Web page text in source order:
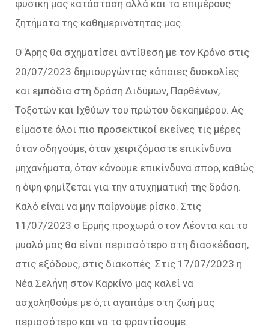
φυσική μας κατάσταση αλλά και τα επιμέρους
ζητήματα της καθημερινότητας μας.
Ο Άρης θα σχηματίσει αντίθεση με τον Κρόνο στις
20/07/2023 δημιουργώντας κάποιες δυσκολίες
και εμπόδια στη δράση Διδύμων, Παρθένων,
Τοξοτών και Ιχθύων του πρώτου δεκαημέρου. Ας
είμαστε όλοι πιο προσεκτικοί εκείνες τις μέρες
όταν οδηγούμε, όταν χειριζόμαστε επικίνδυνα
μηχανήματα, όταν κάνουμε επικίνδυνα σπορ, καθώς
η όψη φημίζεται για την ατυχηματική της δράση.
Καλό είναι να μην παίρνουμε ρίσκο. Στις
11/07/2023 ο Ερμής προχωρά στον Λέοντα και το
μυαλό μας θα είναι περισσότερο στη διασκέδαση,
στις εξόδους, στις διακοπές. Στις 17/07/2023 η
Νέα Σελήνη στον Καρκίνο μας καλεί να
ασχοληθούμε με ό,τι αγαπάμε στη ζωή μας
περισσότερο και να το φροντίσουμε.